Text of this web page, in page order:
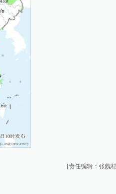
[责任编辑：张魏